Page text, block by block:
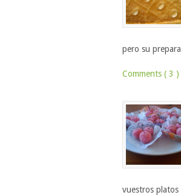
pero su
Comments ( 3 )
vuestros platos